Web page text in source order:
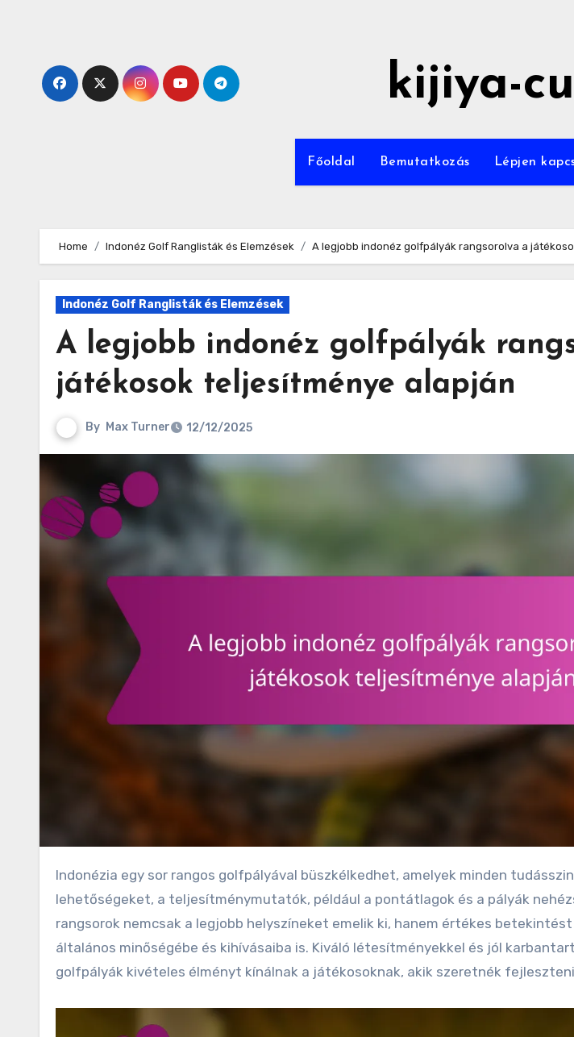
kijiya-
Főoldal Bemutatkozás Lépjen
Home Indonéz Golf Ranglisták és Elemzések A legjobb indonéz golfpályák rangsorolva a
Indonéz Golf Ranglisták és Elemzések
A legjobb indonéz golfpályák
játékosok teljesítménye alapján
By Max Turner 12/12/2025
Indonézia egy sor rangos golfpályával büszkélkedhet, amelyek minden tudásszintű játékos számára kínálnak
lehetőségeket, a teljesítménymutatók, például a pontátlagok és a pályák
rangsorok nemcsak a legjobb helyszíneket emelik ki, hanem értékes
általános minőségébe és kihívásaiba is. Kiváló létesítményekkel és jól
golfpályák kivételes élményt kínálnak a játékosoknak, akik szeretnék